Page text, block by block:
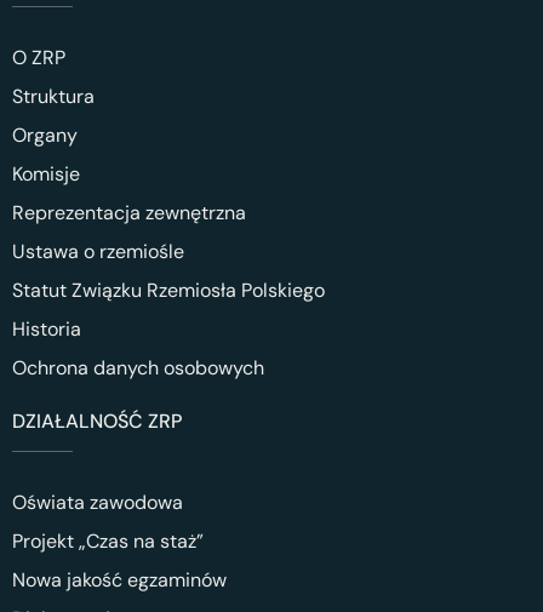
O ZRP
Struktura
Organy
Komisje
Reprezentacja zewnętrzna
Ustawa o rzemiośle
Statut Związku Rzemiosła Polskiego
Historia
Ochrona danych osobowych
DZIAŁALNOŚĆ ZRP
Oświata zawodowa
Projekt „Czas na staż”
Nowa jakość egzaminów